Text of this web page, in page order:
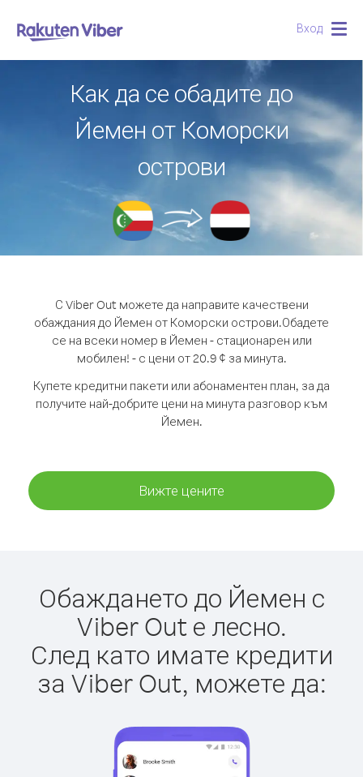
Вход
Как да се обадите до
Йемен от Коморски
острови
С Viber Out можете да направите качествени
обаждания до Йемен от Коморски острови.Обадете
се на всеки номер в Йемен - стационарен или
мобилен! - с цени от 20.9 ¢ за минута.
Купете кредитни пакети или абонаментен план, за да
получите най-добрите цени на минута разговор към
Йемен.
Вижте цените
Обаждането до Йемен с
Viber Out е лесно.
След като имате кредити
за Viber Out, можете да: